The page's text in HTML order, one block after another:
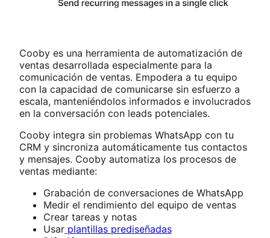
Cooby es una herramienta de automatización de
ventas desarrollada especialmente para la
comunicación de ventas. Empodera a tu equipo
con la capacidad de comunicarse sin esfuerzo a
escala, manteniéndolos informados e involucrados
en la conversación con leads potenciales.
Cooby integra sin problemas WhatsApp con tu
CRM y sincroniza automáticamente tus contactos
y mensajes. Cooby automatiza los procesos de
ventas mediante:
Grabación de conversaciones de WhatsApp
Medir el rendimiento del equipo de ventas
Crear tareas y notas
Usar plantillas prediseñadas